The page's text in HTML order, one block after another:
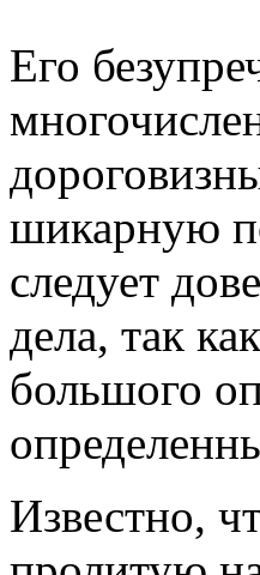
Его
шикарную
следует
дела, так
большого
Известно,